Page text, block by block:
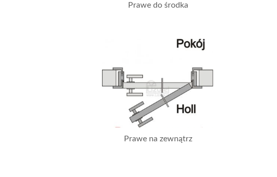
Prawe do środka
Prawe na zewnątrz